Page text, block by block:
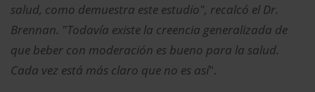
salud, como demuestra este estudio", recalcó el Dr.
Brennan. "Todavía existe la creencia generalizada de
que beber con moderación es bueno para la salud.
Cada vez está más claro que no es así".